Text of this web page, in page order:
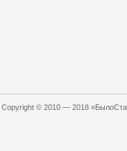
Copyright © 2010 — 2018